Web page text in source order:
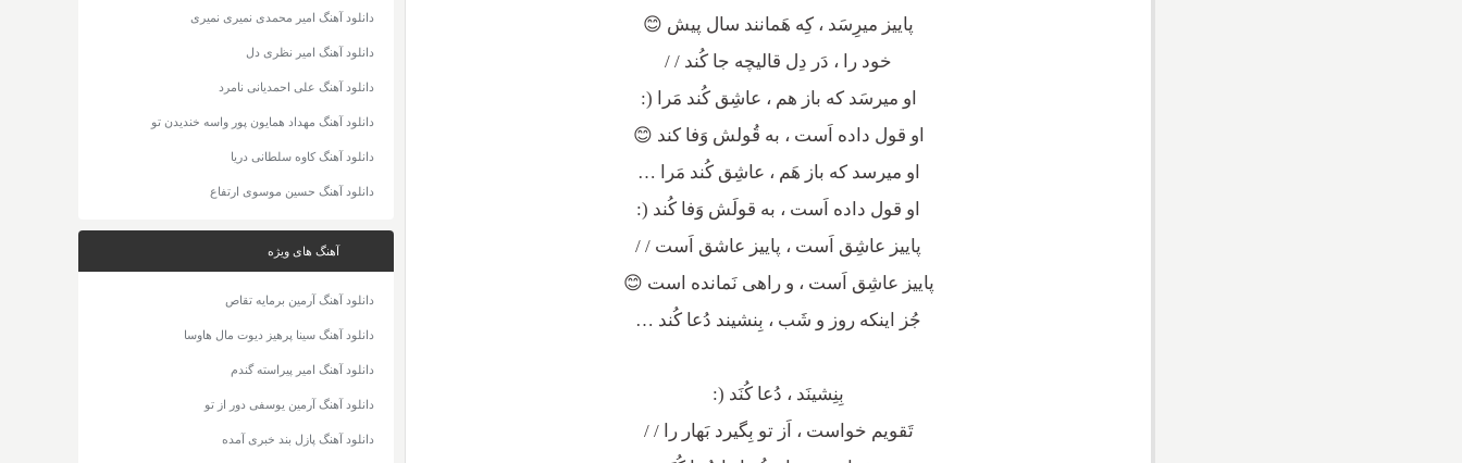
پاییز میرِسَد ، کِه هَمانند سال پیش 😊
خود را ، دَر دِل قالیچه جا کُند / /
او میرسَد که باز هم ، عاشِق کُند مَرا (:
او قول داده اَست ، به قُولش وَفا کند 😊
او میرسد که باز هَم ، عاشِق کُند مَرا …
او قول داده اَست ، به قولَش وَفا کُند (:
پاییز عاشِق اَست ، پاییز عاشق اَست / /
پاییز عاشِق اَست ، و راهی نَمانده است 😊
جُز اینکه روز و شَب ، بِنشیند دُعا کُند …
بِنِشینَد ، دُعا کُنَد (:
تَقویم خواست ، اَز تو بِگیرد بَهار را / /
دانلود آهنگ امیر محمدی نمیری نمیری
دانلود آهنگ امیر نظری دل
دانلود آهنگ علی احمدیانی نامرد
دانلود آهنگ مهداد همایون پور واسه خندیدن تو
دانلود آهنگ کاوه سلطانی دریا
دانلود آهنگ حسین موسوی ارتفاع
آهنگ های ویژه
دانلود آهنگ آرمین برمایه تقاص
دانلود آهنگ سینا پرهیز دیوت مال هاوسا
دانلود آهنگ امیر پیراسته گندم
دانلود آهنگ آرمین یوسفی دور از تو
دانلود آهنگ پازل بند خبری آمده